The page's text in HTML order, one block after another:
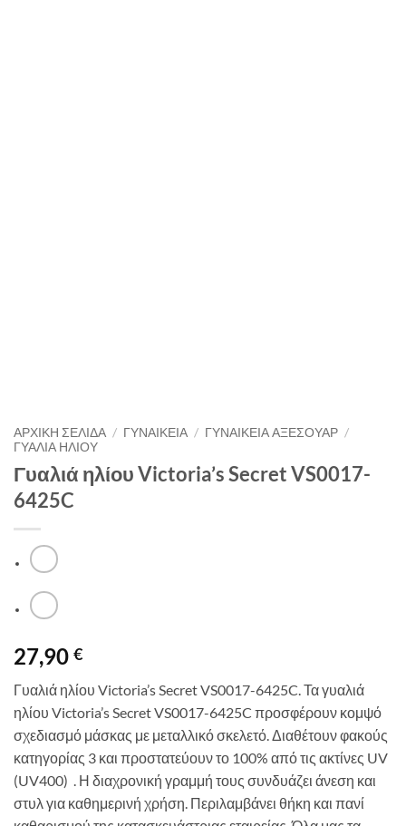
ΑΡΧΙΚΉ ΣΕΛΊΔΑ / ΓΥΝΑΙΚΕΙΑ / ΓΥΝΑΙΚΕΙΑ ΑΞΕΣΟΥΑΡ /
ΓΥΑΛΙΑ ΗΛΙΟΥ
Γυαλιά ηλίου Victoria’s Secret VS0017-
6425C
27,90 €
Γυαλιά ηλίου Victoria’s Secret VS0017-6425C. Τα γυαλιά
ηλίου Victoria’s Secret VS0017-6425C προσφέρουν κομψό
σχεδιασμό μάσκας με μεταλλικό σκελετό. Διαθέτουν φακούς
κατηγορίας 3 και προστατεύουν το 100% από τις ακτίνες UV
(UV400) . Η διαχρονική γραμμή τους συνδυάζει άνεση και
στυλ για καθημερινή χρήση. Περιλαμβάνει θήκη και πανί